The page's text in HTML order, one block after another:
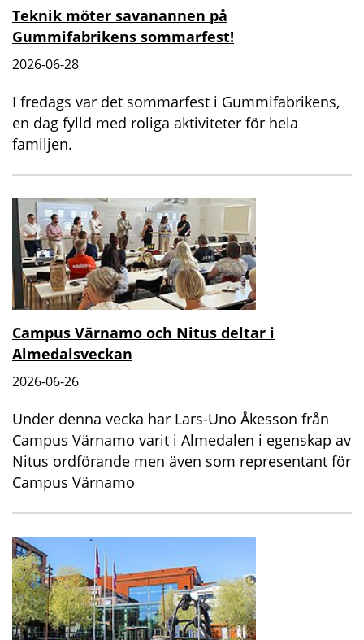
Teknik möter savanannen på
Gummifabrikens sommarfest!
2026-06-28
I fredags var det sommarfest i Gummifabrikens,
en dag fylld med roliga aktiviteter för hela
familjen.
Campus Värnamo och Nitus deltar i
Almedalsveckan
2026-06-26
Under denna vecka har Lars-Uno Åkesson från
Campus Värnamo varit i Almedalen i egenskap av
Nitus ordförande men även som representant för
Campus Värnamo